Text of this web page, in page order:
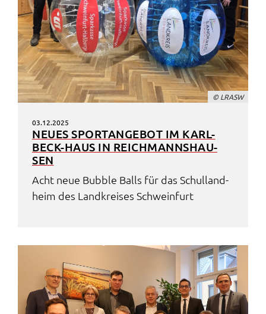
© LRASW
03.12.2025
NEUES SPORT­AN­GE­BOT IM KARL-
BECK-HAUS IN REICH­MANNS­HAU­
SEN
Acht neue Bubble Balls für das Schul­land­
heim des Land­krei­ses Schwein­furt